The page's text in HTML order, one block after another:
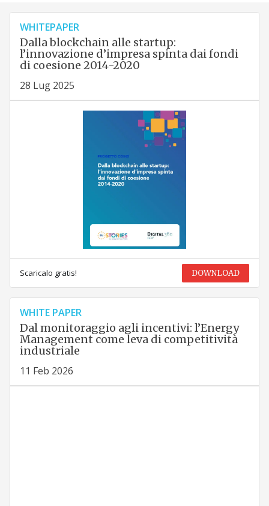
WHITEPAPER
Dalla blockchain alle startup:
l’innovazione d’impresa spinta dai fondi
di coesione 2014-2020
28 Lug 2025
Scaricalo gratis! DOWNLOAD
WHITE PAPER
Dal monitoraggio agli incentivi: l’Energy
Management come leva di competitività
industriale
11 Feb 2026